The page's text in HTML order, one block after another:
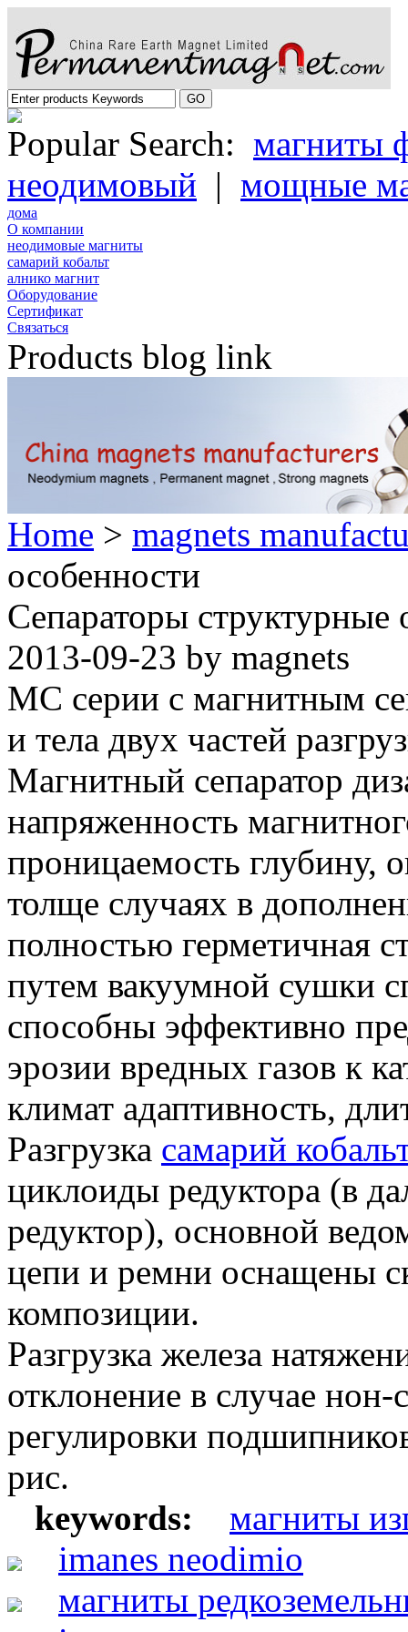
Popular Search: магниты
неодимовый | мощные
дома
О компании
неодимовые магниты
самарий кобальт
алнико магнит
Oборудование
Cертификат
Cвязаться
Products blog link
Home > magnets
особенности
Сепараторы структурные
2013-09-23 by magnets
MC серии с магнитным
и тела двух частей
Магнитный сепаратор
напряженность
проницаемость глубину,
толще случаях в
полностью герметичная
путем вакуумной сушки
способны эффективно
эрозии вредных газов к
климат адаптивность,
Разгрузка самарий
циклоиды редуктора (в
редуктор), основной
цепи и ремни оснащены
композиции.
Разгрузка железа
отклонение в случае нон-
регулировки
рис.
keywords:
магниты
imanes neodimio
магниты